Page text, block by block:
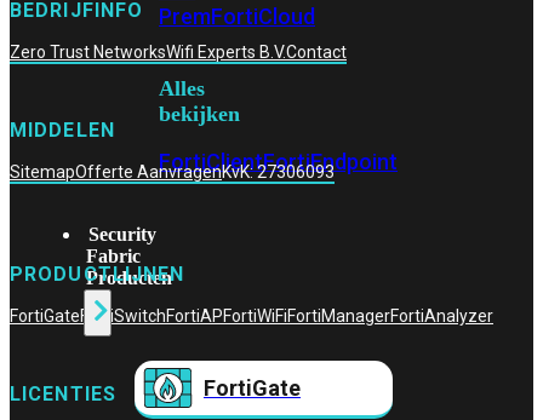
PremFortiCloud
Alles
bekijken
FortiClientFortiEndpoint
Security
Fabric
Producten
FortiGate
BEDRIJFINFO
Zero Trust NetworksWifi Experts B.V.Contact
MIDDELEN
SitemapOfferte AanvragenKvK: 27306093
PRODUCTLIJNEN
FortiGateFortiSwitchFortiAPFortiWiFiFortiManagerFortiAnalyzer
LICENTIES